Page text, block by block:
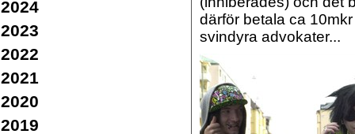
2024
2023
2022
2021
2020
2019
därför betala ca
svindyra advokater...